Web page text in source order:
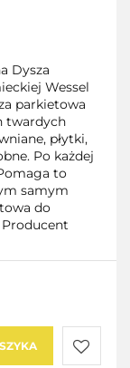
Dysza
Wessel
parkietowa
twardych
płytki,
Po każdej
to
samym
do